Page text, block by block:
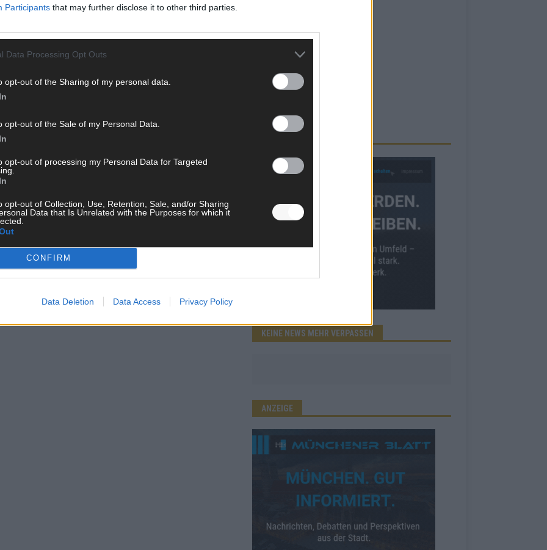
Participants that may further disclose it to other third parties.
Data Processing Opt Outs
opt-out of the Sharing of my personal data.
opt-out of the Sale of my Personal Data.
opt-out of processing my Personal Data for Targeted
opt-out of Collection, Use, Retention, Sale, and/or Sharing
Data that Is Unrelated with the Purposes for which it
CONFIRM
Data Deletion Data Access Privacy Policy
KEINE NEWS MEHR VERPASSEN
ANZEIGE